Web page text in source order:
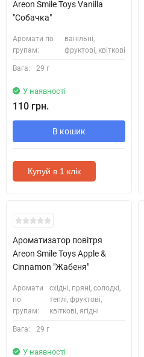
Areon Smile Toys Vanilla
"Собачка"
Аромати по
групам:
ванільні,
фруктові, квіткові
Вага: 29 г
У наявності
110 грн.
В кошик
Купуй в 1 клік
Ароматизатор повітря
Areon Smile Toys Apple &
Cinnamon "Жабеня"
Аромати
по
групам:
східні, пряні, солодкі,
теплі, фруктові,
квіткові, ягідні
Вага: 29 г
У наявності